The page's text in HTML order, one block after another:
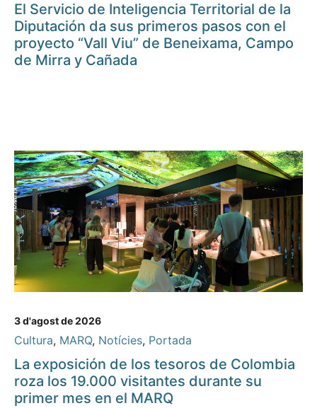
El Servicio de Inteligencia Territorial de la
Diputación da sus primeros pasos con el
proyecto “Vall Viu” de Beneixama, Campo
de Mirra y Cañada
3 d'agost de 2026
Cultura, MARQ, Notícies, Portada
La exposición de los tesoros de Colombia
roza los 19.000 visitantes durante su
primer mes en el MARQ